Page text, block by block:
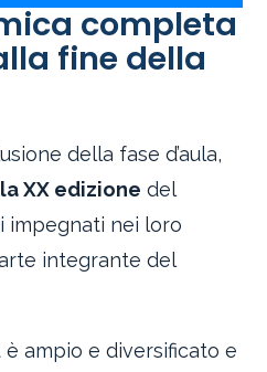
completa
fine della
della fase d’aula,
XX edizione del
impegnati nei loro
integrante del
ampio e diversificato e